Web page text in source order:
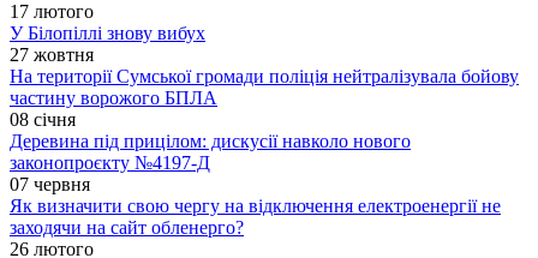
17 лютого
У Білопіллі знову вибух
27 жовтня
На території Сумської громади поліція нейтралізувала бойову
частину ворожого БПЛА
08 січня
Деревина під прицілом: дискусії навколо нового
законопроєкту №4197-Д
07 червня
Як визначити свою чергу на відключення електроенергії не
заходячи на сайт обленерго?
26 лютого